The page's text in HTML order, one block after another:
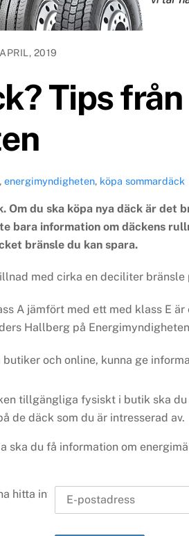
2019
Tips från
energimyndigheten, köpa sommardäck
du ska köpa nya däck är det
bara information om däckens
bränsle du kan spara.
med cirka en deciliter bränsle
A jämfört med ett med klass E är
Hallberg på
och online, kunna ge
tillgängliga fysiskt i butik ska du
de däck som du är intresserad av.
ska du få information om
hitta information om